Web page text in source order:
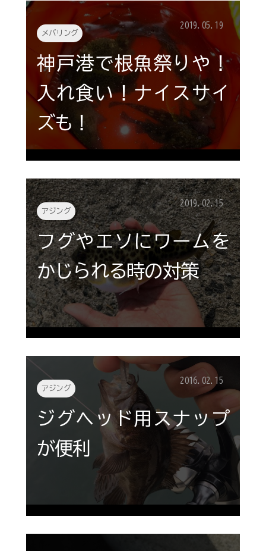
メバリング
2019.05.19
神戸港で根魚祭りや！
入れ食い！ナイスサイ
ズも！
アジング
2019.02.15
フグやエソにワームを
かじられる時の対策
アジング
2016.02.15
ジグヘッド用スナップ
が便利